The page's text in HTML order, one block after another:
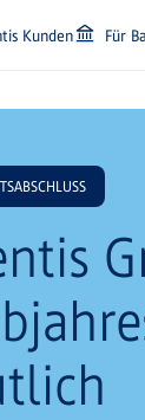
Kunden Für